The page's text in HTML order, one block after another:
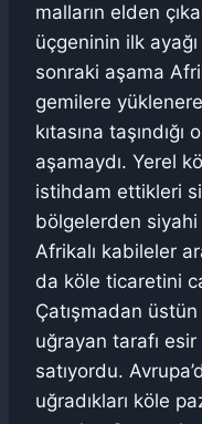
malların elden
üçgeninin ilk
sonraki aşama
gemilere
kıtasına
aşamaydı. Yerel
istihdam ettikleri
bölgelerden siyahi
Afrikalı kabileler
da köle ticaretini
Çatışmadan
uğrayan tarafı
satıyordu.
uğradıkları köle